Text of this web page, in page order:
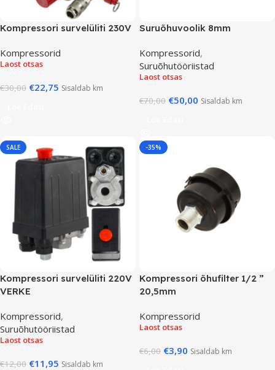
Kompressori survelüliti 230V
Kompressorid
Laost otsas
€30,00 €22,75 Sisaldab km
Suruõhuvoolik 8mm
Kompressorid,
Suruõhutööriistad
Laost otsas
€70,00 €50,00 Sisaldab km
SALE
Kompressori survelüliti 220V
VERKE
Kompressorid,
Suruõhutööriistad
Laost otsas
€12,00 €11,95 Sisaldab km
-35%
Kompressori õhufilter 1/2 ”
20,5mm
Kompressorid
Laost otsas
€6,00 €3,90 Sisaldab km